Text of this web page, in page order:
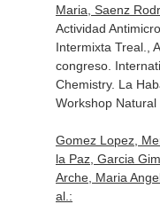
Maria, Saenz
Actividad
Intermixta Treal.,
congreso.
Chemistry. La
Workshop Natural
Gomez Lopez,
la Paz, Garcia
Arche, Maria
al.: